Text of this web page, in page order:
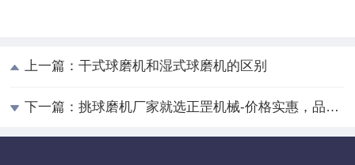
上一篇：干式球磨机和湿式球磨机的区别
下一篇： 挑球磨机厂家就选正罡机械-价格实惠，品质有保障